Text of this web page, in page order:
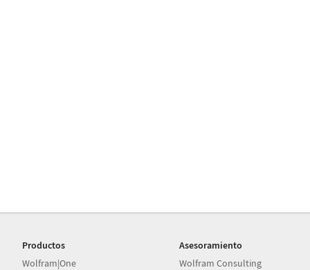
Productos
Wolfram|One
Asesoramiento
Wolfram Consulting